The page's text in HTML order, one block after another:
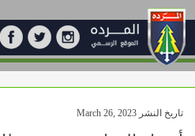
تاريخ النشر March 26, 2023